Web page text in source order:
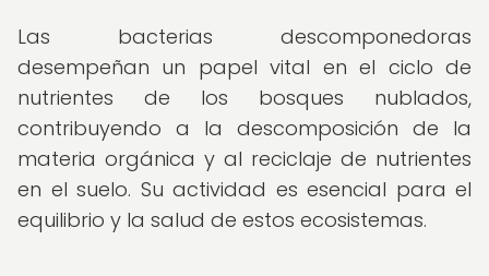
Las bacterias descomponedoras
desempeñan un papel vital en el ciclo de
nutrientes de los bosques nublados,
contribuyendo a la descomposición de la
materia orgánica y al reciclaje de nutrientes
en el suelo. Su actividad es esencial para el
equilibrio y la salud de estos ecosistemas.